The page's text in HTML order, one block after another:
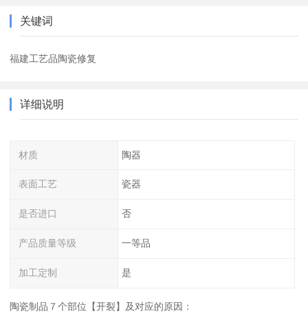
关键词
福建工艺品陶瓷修复
详细说明
材质 陶器
表面工艺 瓷器
是否进口 否
产品质量等级 一等品
加工定制 是
陶瓷制品７个部位【开裂】及对应的原因：